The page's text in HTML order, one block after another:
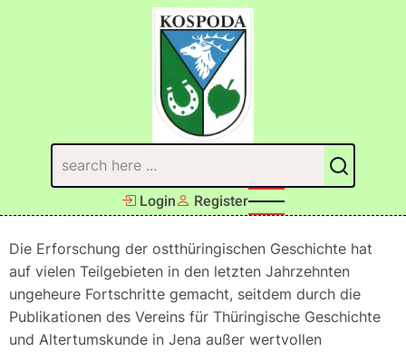
Suchen
Login Register
Die Erforschung der ostthüringischen Geschichte hat
auf vielen Teilgebieten in den letzten Jahrzehnten
ungeheure Fortschritte gemacht, seitdem durch die
Publikationen des Vereins für Thüringische Geschichte
und Altertumskunde in Jena außer wertvollen